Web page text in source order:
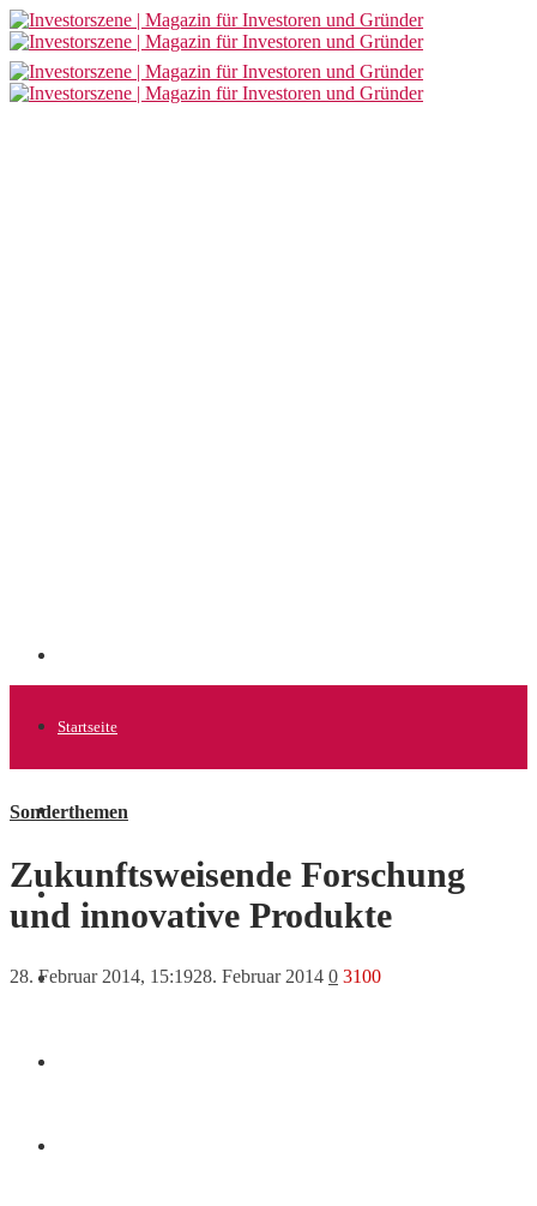
Startseite
Allgemein
News
Sonderthemen
Zukunftsweisende Forschung
und innovative Produkte
28. Februar 2014, 15:1928. Februar 2014 0 3100